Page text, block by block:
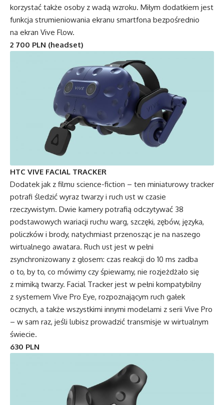
korzystać także osoby z wadą wzroku. Miłym dodatkiem jest
funkcja strumieniowania ekranu smartfona bezpośrednio
na ekran Vive Flow.
2 700 PLN (headset)
HTC VIVE FACIAL TRACKER
Dodatek jak z filmu science-fiction – ten miniaturowy tracker
potrafi śledzić wyraz twarzy i ruch ust w czasie
rzeczywistym. Dwie kamery potrafią odczytywać 38
podstawowych wariacji ruchu warg, szczęki, zębów, języka,
policzków i brody, natychmiast przenosząc je na naszego
wirtualnego awatara. Ruch ust jest w pełni
zsynchronizowany z głosem: czas reakcji do 10 ms zadba
o to, by to, co mówimy czy śpiewamy, nie rozjeżdżało się
z mimiką twarzy. Facial Tracker jest w pełni kompatybilny
z systemem Vive Pro Eye, rozpoznającym ruch gałek
ocznych, a także wszystkimi innymi modelami z serii Vive Pro
– w sam raz, jeśli lubisz prowadzić transmisje w wirtualnym
świecie.
630 PLN